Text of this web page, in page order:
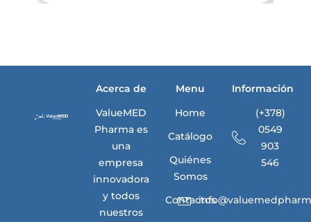
Acerca de
ValueMED
Pharma es
una
empresa
innovadora
y todos
nuestros
Menu
Home
Catálogo
Quiénes
Somos
Contactos
Información
(+378)
0549
903
546